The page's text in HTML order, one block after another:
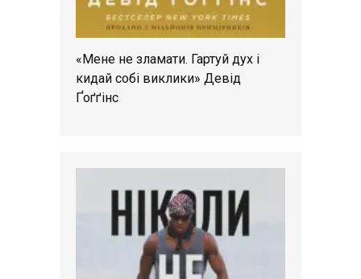
«Мене не зламати. Гартуй дух і
кидай собі виклики» Девід
Ґоґґінс